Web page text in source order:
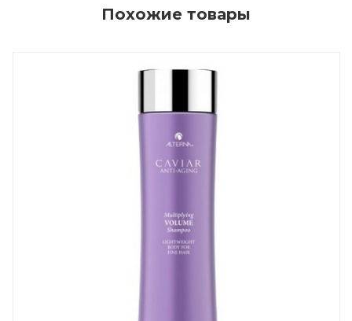
Похожие товары